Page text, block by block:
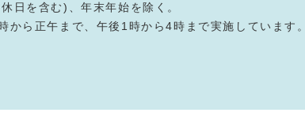
日を含む)、年末年始を除く。
ら正午まで、午後1時から4時まで実施しています。